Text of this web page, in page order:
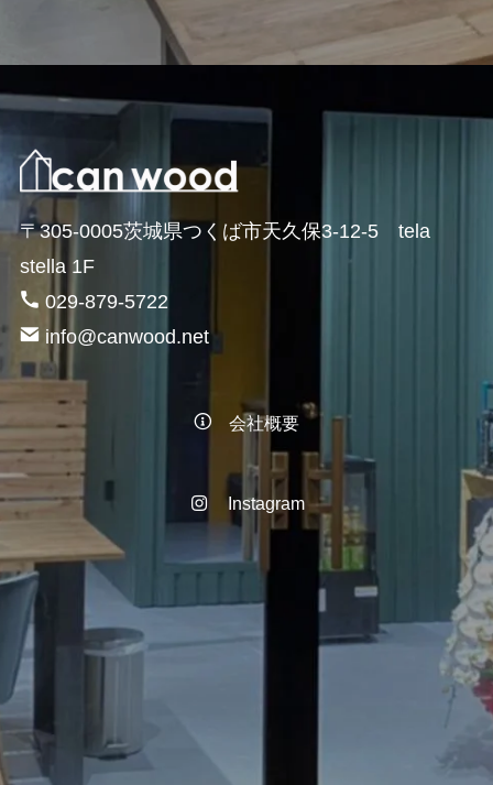
〒305-0005茨城県つくば市天久保3-12-5 tela
stella 1F
029-879-5722
info@canwood.net
会社概要
Instagram